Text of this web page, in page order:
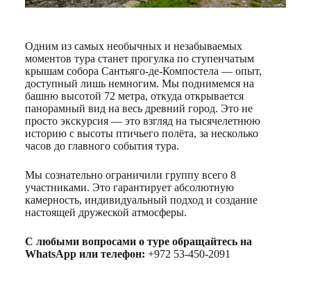
Одним из самых необычных и незабываемых
моментов тура станет прогулка по ступенчатым
крышам собора Сантьяго-де-Компостела — опыт,
доступный лишь немногим. Мы поднимемся на
башню высотой 72 метра, откуда открывается
панорамный вид на весь древний город. Это не
просто экскурсия — это взгляд на тысячелетнюю
историю с высоты птичьего полёта, за несколько
часов до главного события тура.
Мы сознательно ограничили группу всего 8
участниками. Это гарантирует абсолютную
камерность, индивидуальный подход и создание
настоящей дружеской атмосферы.
С любыми вопросами о туре обращайтесь на
WhatsApp или телефон: +972 53-450-2091